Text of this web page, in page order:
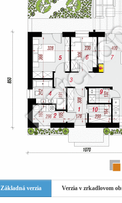
Základná verzia Verzia v zrkadlovom